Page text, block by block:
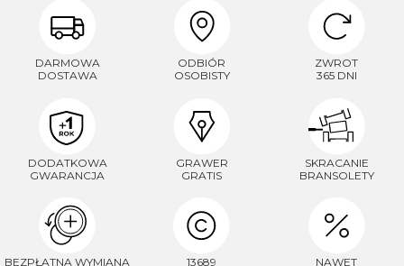
DARMOWA
DOSTAWA
ODBIÓR
OSOBISTY
ZWROT
365 DNI
DODATKOWA
GWARANCJA
GRAWER
GRATIS
SKRACANIE
BRANSOLETY
BEZPŁATNA WYMIANA
13689
NAWET